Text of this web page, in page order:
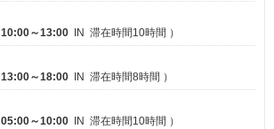
10:00～13:00 IN 滞在時間10時間 ）
13:00～18:00 IN 滞在時間8時間 ）
05:00～10:00 IN 滞在時間10時間 ）